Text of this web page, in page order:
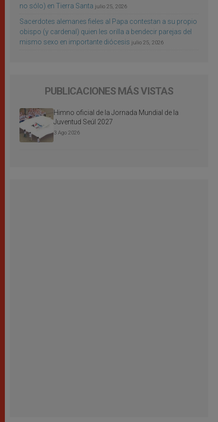
no sólo) en Tierra Santa julio 25, 2026
Sacerdotes alemanes fieles al Papa contestan a su propio
obispo (y cardenal) quien les orilla a bendecir parejas del
mismo sexo en importante diócesis julio 25, 2026
PUBLICACIONES MÁS VISTAS
Himno oficial de la Jornada Mundial de la
Juventud Seúl 2027
3 Ago 2026